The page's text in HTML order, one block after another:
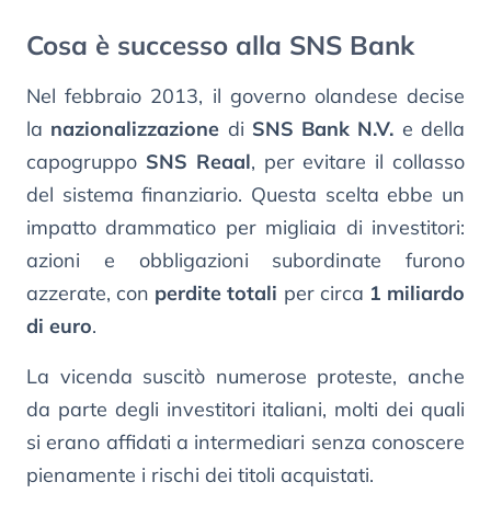
Cosa è successo alla SNS Bank
Nel febbraio 2013, il governo olandese decise
la nazionalizzazione di SNS Bank N.V. e della
capogruppo SNS Reaal, per evitare il collasso
del sistema finanziario. Questa scelta ebbe un
impatto drammatico per migliaia di investitori:
azioni e obbligazioni subordinate furono
azzerate, con perdite totali per circa 1 miliardo
di euro.
La vicenda suscitò numerose proteste, anche
da parte degli investitori italiani, molti dei quali
si erano affidati a intermediari senza conoscere
pienamente i rischi dei titoli acquistati.